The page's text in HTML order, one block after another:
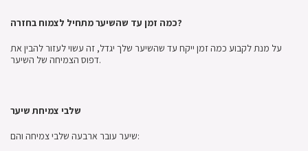
כמה זמן עד שהשיער מתחיל לצמוח בחזרה?
על מנת לקבוע כמה זמן ייקח עד שהשיער שלך יגדל, זה עשוי לעזור להבין את
דפוס הצמיחה של השיער.
שלבי צמיחת שיער
שיער עובר ארבעה שלבי צמיחה והם: